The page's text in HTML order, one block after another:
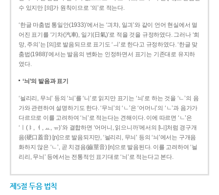
수 있지만 [의]가 원칙이므로 ‘의’로 적는다.
‘한글 마춤법 통일안(1933)’에서는 ‘긔챠, 일긔’와 같이 언어 현실에서 멀
어진 표기를 ‘기차(汽車), 일기(日氣)’로 적을 것을 규정하였다. 그러나 ‘희
망, 주의’는 [의]로 발음되므로 표기도 ‘ㅢ’로 한다고 규정하였다. ‘한글 맞
춤법(1988)’에서는 발음의 변화는 인정하면서 표기는 기존대로 유지하
였다.
‘늬’의 발음과 표기
‘늴리리, 무늬’ 등의 ‘늬’를 ‘니’로 읽지만 표기는 ‘늬’로 하는 것을 ‘ㄴ’의 음
가와 관련하여 설명하기도 한다. ‘무늬’의 ‘ㄴ’은 ‘어머니’의 ‘ㄴ’과 음가가
다르므로 이를 고려하여 ‘늬’로 적는다는 견해이다. 이에 따르면 ‘ㄴ’은
‘ㅣ(ㅑ, ㅕ, ㅛ, ㅠ)’와 결합하면 ‘어머니, 읽으니까’에서의 [니]처럼 경구개
음(硬口蓋音) [ɲ]으로 발음되지만, ‘늴리리, 무늬’ 등의 ‘늬’에서는 구개음
화하지 않은 ‘ㄴ’, 곧 치경음(齒莖音) [n]으로 발음된다. 이를 고려하여 ‘늴
리리, 무늬’ 등에서는 전통적인 표기대로 ‘늬’로 적는다고 본다.
제5절 두음 법칙